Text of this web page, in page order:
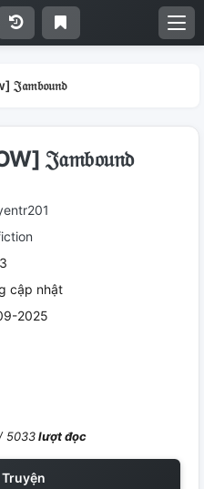
𝔍𝔞𝔪𝔟𝔬𝔲𝔫𝔡
𝔍𝔞𝔪𝔟𝔬𝔲𝔫𝔡
cập nhật
2025
5033lượt đọc